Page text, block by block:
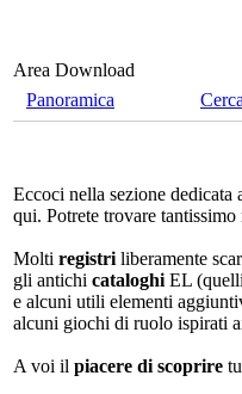
Area Download
Panoramica
Eccoci nella sezione dedicata
qui. Potrete trovare tantissimo
Molti registri liberamente
gli antichi cataloghi EL
e alcuni utili elementi
alcuni giochi di ruolo ispirati
A voi il piacere di scoprire